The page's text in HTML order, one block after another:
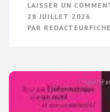
LAISSER UN
28 JUILLET 2026
PAR